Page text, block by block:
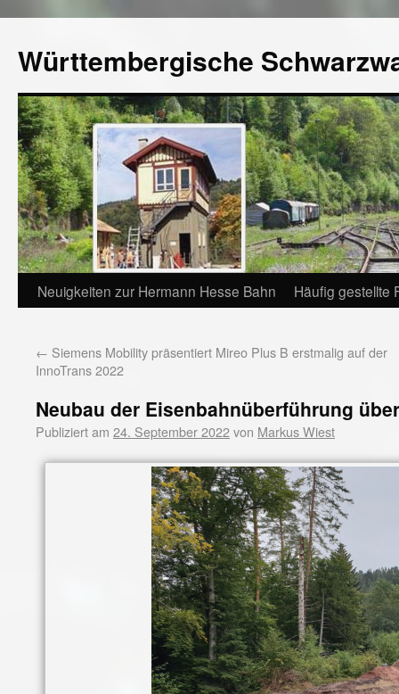
Württembergische
Neuigkeiten zur Hermann Hesse Bahn Häufig gestellte
← Siemens Mobility präsentiert Mireo Plus B erstmalig auf der
InnoTrans 2022
Neubau der Eisenbahnüberführung
Publiziert am 24. September 2022von Markus Wiest